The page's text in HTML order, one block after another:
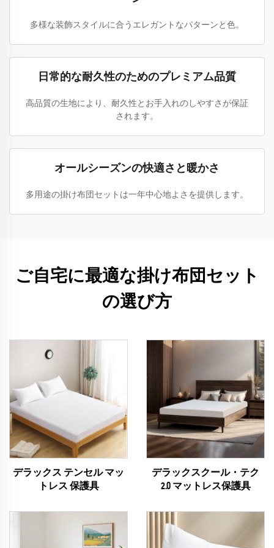
多様な装飾スタイルに合うエレガントなパターンと色。
日常的な耐久性のためのプレミアム品質
高品質の生地により、耐久性とお手入れのしやすさが保証
されます。
オールシーズンの快適さと暖かさ
多用途の掛け布団セットは一年中心地よさを提供します。
ご自宅に最適な掛け布団セット
の選び方
デラックス テンセル マッ
トレス 保護具
デラックスクール・テク
2.0 マットレス保護具